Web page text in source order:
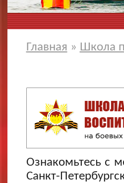
Главная » Школа
Ознакомьтесь с
Санкт-